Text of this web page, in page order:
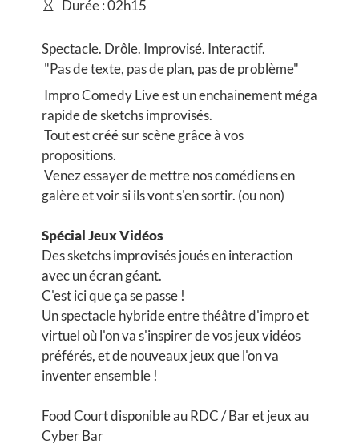
Durée : 02h15
Spectacle. Drôle. Improvisé. Interactif.
"Pas de texte, pas de plan, pas de problème"
Impro Comedy Live est un enchainement méga
rapide de sketchs improvisés.
Tout est créé sur scène grâce à vos
propositions.
Venez essayer de mettre nos comédiens en
galère et voir si ils vont s'en sortir. (ou non)
Spécial Jeux Vidéos
Des sketchs improvisés joués en interaction
avec un écran géant.
C'est ici que ça se passe !
Un spectacle hybride entre théâtre d'impro et
virtuel où l'on va s'inspirer de vos jeux vidéos
préférés, et de nouveaux jeux que l'on va
inventer ensemble !
Food Court disponible au RDC / Bar et jeux au
Cyber Bar